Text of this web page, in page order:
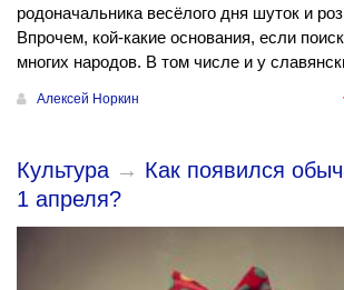
родоначальника весёлого дня шуток и
Впрочем, кой-какие основания, если
многих народов. В том числе и у
Алексей Норкин
Культура → Как появился
1 апреля?